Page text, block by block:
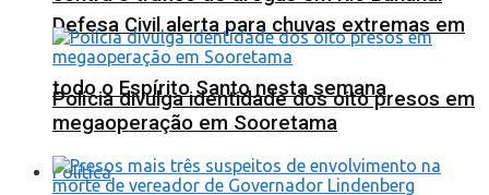
Defesa Civil alerta para chuvas extremas em
todo o Espírito Santo nesta semana
Política
Polícia divulga identidade dos oito presos em
megaoperação em Sooretama